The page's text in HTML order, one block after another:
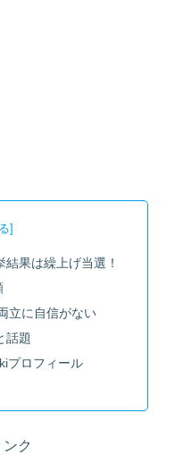
結果は繰上げ当選！
立に自信がない
話題
プロフィール
ク